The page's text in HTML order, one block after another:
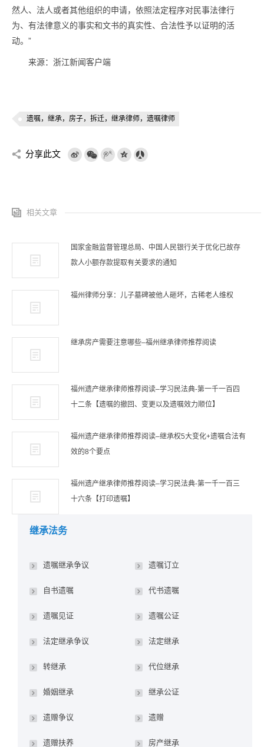
然人、法人或者其他组织的申请，依照法定程序对民事法律行
为、有法律意义的事实和文书的真实性、合法性予以证明的活
动。”
来源：浙江新闻客户端
遗嘱，继承，房子，拆迁，继承律师，遗嘱律师
分享此文
相关文章
国家金融监督管理总局、中国人民银行关于优化已故存
款人小额存款提取有关要求的通知
福州律师分享：儿子墓碑被他人砸坏，古稀老人维权
继承房产需要注意哪些–福州继承律师推荐阅读
福州遗产继承律师推荐阅读–学习民法典-第一千一百四
十二条【遗嘱的撤回、变更以及遗嘱效力顺位】
福州遗产继承律师推荐阅读–继承权5大变化+遗嘱合法有
效的8个要点
福州遗产继承律师推荐阅读–学习民法典-第一千一百三
十六条【打印遗嘱】
继承法务
遗嘱继承争议 遗嘱订立
自书遗嘱 代书遗嘱
遗嘱见证 遗嘱公证
法定继承争议 法定继承
转继承 代位继承
婚姻继承 继承公证
遗赠争议 遗赠
遗赠扶养 房产继承